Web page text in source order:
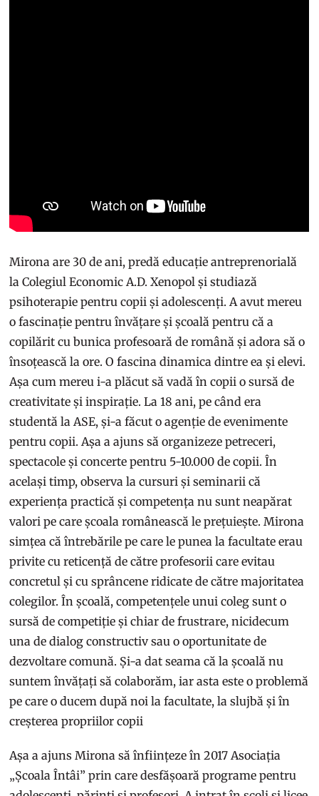
Mirona are 30 de ani, predă educație antreprenorială
la Colegiul Economic A.D. Xenopol și studiază
psihoterapie pentru copii și adolescenți. A avut mereu
o fascinație pentru învățare și școală pentru că a
copilărit cu bunica profesoară de română și adora să o
însoțească la ore. O fascina dinamica dintre ea și elevi.
Așa cum mereu i-a plăcut să vadă în copii o sursă de
creativitate și inspirație. La 18 ani, pe când era
studentă la ASE, și-a făcut o agenție de evenimente
pentru copii. Așa a ajuns să organizeze petreceri,
spectacole și concerte pentru 5-10.000 de copii. În
același timp, observa la cursuri și seminarii că
experiența practică și competența nu sunt neapărat
valori pe care școala românească le prețuiește. Mirona
simțea că întrebările pe care le punea la facultate erau
privite cu reticență de către profesorii care evitau
concretul și cu sprâncene ridicate de către majoritatea
colegilor. În școală, competențele unui coleg sunt o
sursă de competiție și chiar de frustrare, nicidecum
una de dialog constructiv sau o oportunitate de
dezvoltare comună. Și-a dat seama că la școală nu
suntem învățați să colaborăm, iar asta este o problemă
pe care o ducem după noi la facultate, la slujbă și în
creșterea propriilor copii
Așa a ajuns Mirona să înființeze în 2017 Asociația
„Școala Întâi” prin care desfășoară programe pentru